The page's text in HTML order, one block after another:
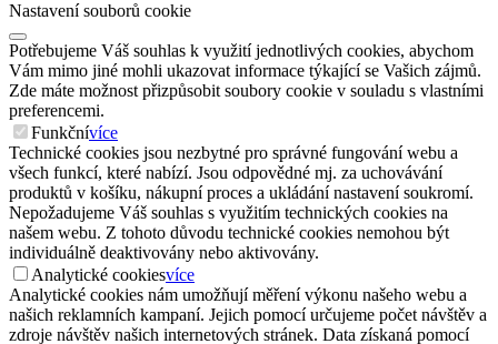
Nastavení souborů cookie
Potřebujeme Váš souhlas k využití jednotlivých cookies, abychom
Vám mimo jiné mohli ukazovat informace týkající se Vašich zájmů.
Zde máte možnost přizpůsobit soubory cookie v souladu s vlastními
preferencemi.
Funkčnívíce
Technické cookies jsou nezbytné pro správné fungování webu a
všech funkcí, které nabízí. Jsou odpovědné mj. za uchovávání
produktů v košíku, nákupní proces a ukládání nastavení soukromí.
Nepožadujeme Váš souhlas s využitím technických cookies na
našem webu. Z tohoto důvodu technické cookies nemohou být
individuálně deaktivovány nebo aktivovány.
Analytické cookiesvíce
Analytické cookies nám umožňují měření výkonu našeho webu a
našich reklamních kampaní. Jejich pomocí určujeme počet návštěv a
zdroje návštěv našich internetových stránek. Data získaná pomocí